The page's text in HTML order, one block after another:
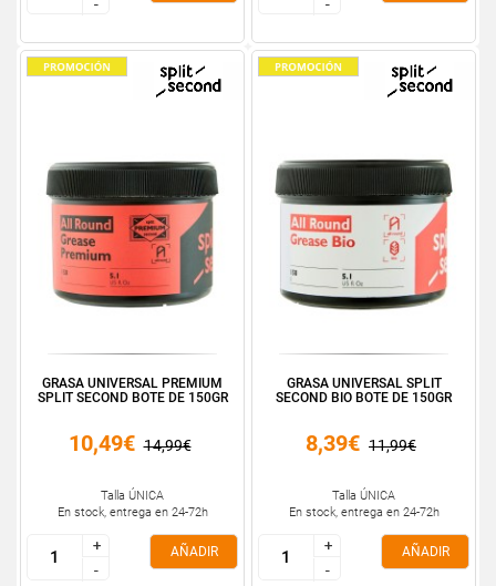
--
--
GRASA UNIVERSAL PREMIUM
SPLIT SECOND BOTE DE 150GR
10,49€ 14,99€
Talla ÚNICA
En stock, entrega en 24-72h
+
-
+
-
AÑADIR
GRASA UNIVERSAL SPLIT
SECOND BIO BOTE DE 150GR
8,39€ 11,99€
Talla ÚNICA
En stock, entrega en 24-72h
+
-
+
-
AÑADIR